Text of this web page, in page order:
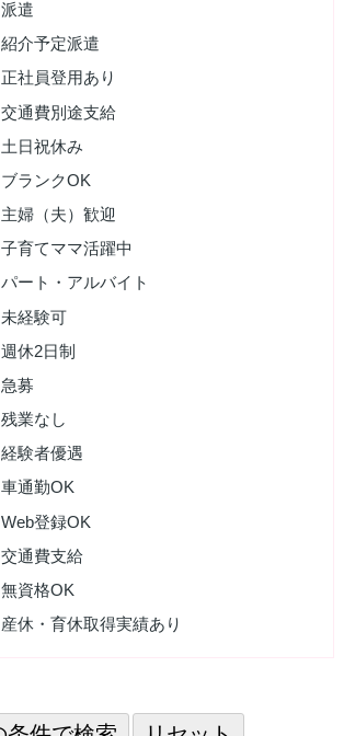
派遣
紹介予定派遣
正社員登用あり
交通費別途支給
土日祝休み
ブランクOK
主婦（夫）歓迎
子育てママ活躍中
パート・アルバイト
未経験可
週休2日制
急募
残業なし
経験者優遇
車通勤OK
Web登録OK
交通費支給
無資格OK
産休・育休取得実績あり